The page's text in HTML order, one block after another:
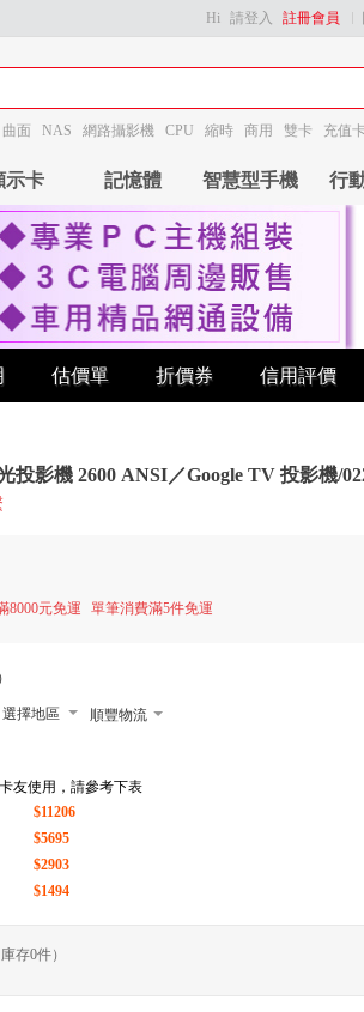
Hi 請登入 註冊會員
曲面 NAS 網路攝影機 CPU 縮時 商用 雙卡 充值
示卡 記憶體 智慧型手機 行
估價單 折價券 信用評價
投影機 2600 ANSI／Google TV 投影機/
8000元免運 單筆消費滿5件免運
選擇地區 順豐物流
郵局
卡友使用，請參考下表
$11206
$5695
$2903
$1494
庫存0件）